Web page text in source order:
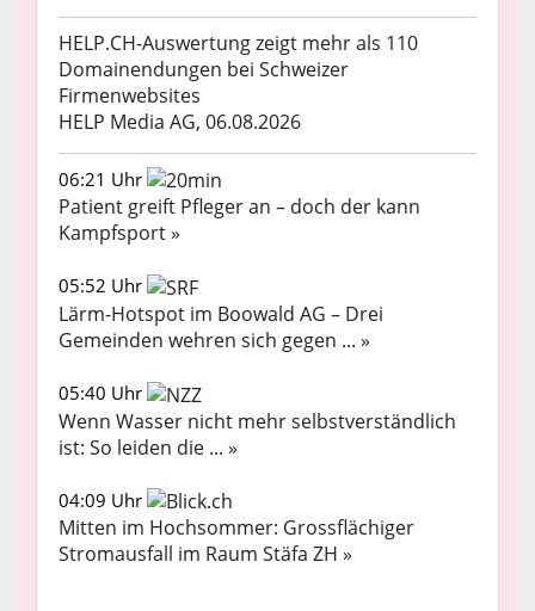
HELP.CH-Auswertung zeigt mehr als 110
Domainendungen bei Schweizer
Firmenwebsites
HELP Media AG, 06.08.2026
06:21 Uhr
Patient greift Pfleger an – doch der kann
Kampfsport »
05:52 Uhr
Lärm-Hotspot im Boowald AG – Drei
Gemeinden wehren sich gegen ... »
05:40 Uhr
Wenn Wasser nicht mehr selbstverständlich
ist: So leiden die ... »
04:09 Uhr
Mitten im Hochsommer: Grossflächiger
Stromausfall im Raum Stäfa ZH »